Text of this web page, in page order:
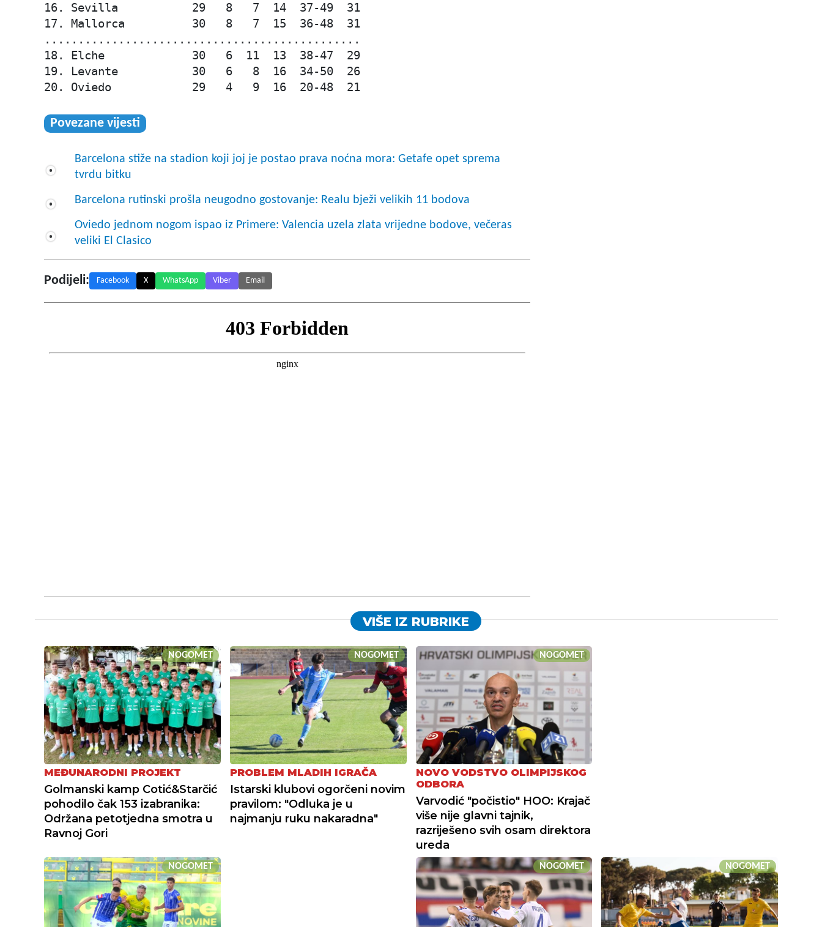
16. Sevilla           29   8   7  14  37-49  31
17. Mallorca          30   8   7  15  36-48  31
...............................................
18. Elche             30   6  11  13  38-47  29
19. Levante           30   6   8  16  34-50  26
20. Oviedo            29   4   9  16  20-48  21
Povezane vijesti
Barcelona stiže na stadion koji joj je postao prava noćna mora: Getafe opet sprema
tvrdu bitku
Barcelona rutinski prošla neugodno gostovanje: Realu bježi velikih 11 bodova
Oviedo jednom nogom ispao iz Primere: Valencia uzela zlata vrijedne bodove, večeras
veliki El Clasico
Podijeli: Facebook X WhatsApp Viber Email
VIŠE IZ RUBRIKE
NOGOMET
MEĐUNARODNI PROJEKT
Golmanski kamp Cotić&Starčić
pohodilo čak 153 izabranika:
Održana petotjedna smotra u
Ravnoj Gori
NOGOMET
PROBLEM MLADIH IGRAČA
Istarski klubovi ogorčeni novim
pravilom: "Odluka je u
najmanju ruku nakaradna"
NOGOMET
NOVO VODSTVO OLIMPIJSKOG
ODBORA
Varvodić "počistio" HOO: Krajač
više nije glavni tajnik,
razriješeno svih osam direktora
ureda
NOGOMET NOGOMET NOGOMET